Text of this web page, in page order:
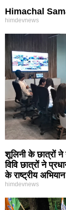
Himachal
himdevnews
शूलिनी के छात्रों
विवि छात्रों ने
के राष्ट्रीय
himdevnews